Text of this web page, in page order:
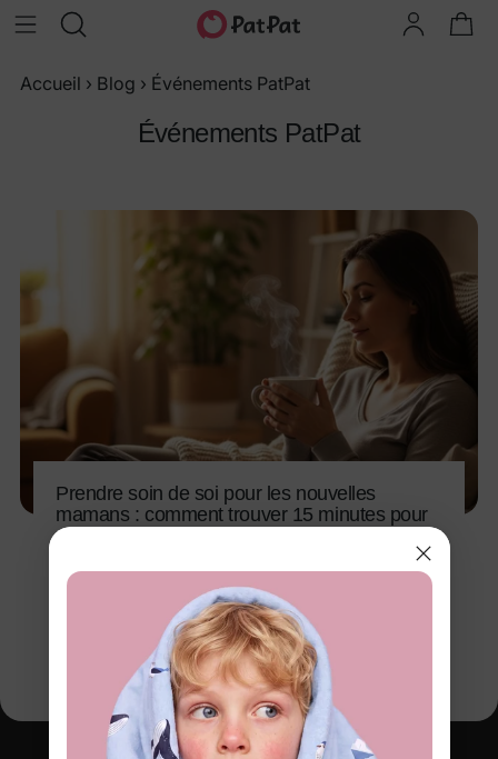
Accueil › Blog › Événements PatPat
Événements PatPat
Prendre soin de soi pour les nouvelles
mamans : comment trouver 15 minutes pour
soi chaque jour